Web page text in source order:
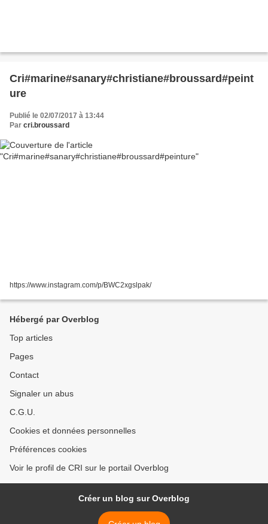
Cri#marine#sanary#christiane#broussard#peint
ure
Publié le 02/07/2017 à 13:44
Par cri.broussard
https://www.instagram.com/p/BWC2xgslpak/
Hébergé par Overblog
Top articles
Pages
Contact
Signaler un abus
C.G.U.
Cookies et données personnelles
Préférences cookies
Voir le profil de CRI sur le portail Overblog
Créer un blog sur Overblog